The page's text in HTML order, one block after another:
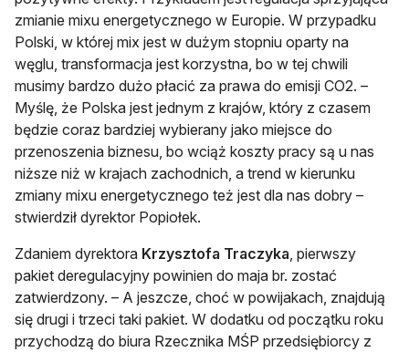
zmianie mixu energetycznego w Europie. W przypadku
Polski, w której mix jest w dużym stopniu oparty na
węglu, transformacja jest korzystna, bo w tej chwili
musimy bardzo dużo płacić za prawa do emisji CO2. –
Myślę, że Polska jest jednym z krajów, który z czasem
będzie coraz bardziej wybierany jako miejsce do
przenoszenia biznesu, bo wciąż koszty pracy są u nas
niższe niż w krajach zachodnich, a trend w kierunku
zmiany mixu energetycznego też jest dla nas dobry –
stwierdził dyrektor Popiołek.
Zdaniem dyrektora Krzysztofa Traczyka, pierwszy
pakiet deregulacyjny powinien do maja br. zostać
zatwierdzony. – A jeszcze, choć w powijakach, znajdują
się drugi i trzeci taki pakiet. W dodatku od początku roku
przychodzą do biura Rzecznika MŚP przedsiębiorcy z